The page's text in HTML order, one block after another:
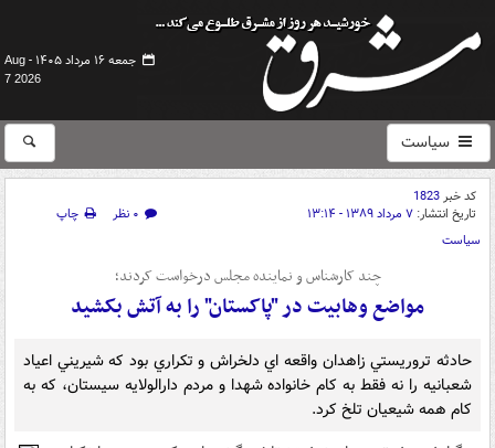
جمعه ۱۶ مرداد ۱۴۰۵ -
Aug
7 2026
سیاست
کد خبر1823
تاریخ انتشار: ۷ مرداد ۱۳۸۹ - ۱۳:۱۴ ۰ نظر
چاپ
سیاست
چند کارشناس و نماينده مجلس درخواست کردند؛
مواضع وهابيت در "پاکستان" را به آتش بکشيد
حادثه تروريستي زاهدان واقعه اي دلخراش و تکراري بود که شيريني اعياد
شعبانيه را نه فقط به کام خانواده شهدا و مردم دارالولايه سيستان، که به
کام همه شيعيان تلخ کرد.